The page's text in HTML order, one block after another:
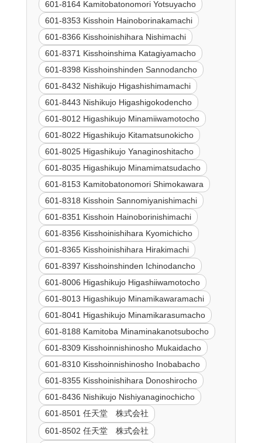
601-8164 Kamitobatonomori Yotsuyacho
601-8353 Kisshoin Hainoborinakamachi
601-8366 Kisshoinishihara Nishimachi
601-8371 Kisshoinshima Katagiyamacho
601-8398 Kisshoinshinden Sannodancho
601-8432 Nishikujo Higashishimamachi
601-8443 Nishikujo Higashigokodencho
601-8012 Higashikujo Minamiiwamotocho
601-8022 Higashikujo Kitamatsunokicho
601-8025 Higashikujo Yanaginoshitacho
601-8035 Higashikujo Minamimatsudacho
601-8153 Kamitobatonomori Shimokawara
601-8318 Kisshoin Sannomiyanishimachi
601-8351 Kisshoin Hainoborinishimachi
601-8356 Kisshoinishihara Kyomichicho
601-8365 Kisshoinishihara Hirakimachi
601-8397 Kisshoinshinden Ichinodancho
601-8006 Higashikujo Higashiiwamotocho
601-8013 Higashikujo Minamikawaramachi
601-8041 Higashikujo Minamikarasumacho
601-8188 Kamitoba Minaminakanotsubocho
601-8309 Kisshoinnishinosho Mukaidacho
601-8310 Kisshoinnishinosho Inobabacho
601-8355 Kisshoinishihara Donoshirocho
601-8436 Nishikujo Nishiyanaginochicho
601-8501 任天堂 株式会社
601-8502 任天堂 株式会社